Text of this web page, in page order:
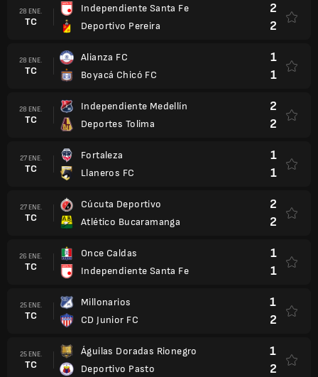
28 ENE.
TC
Independiente Santa Fe
Deportivo Pereira
2
2
28 ENE.
TC
Alianza FC
Boyacá Chicó FC
1
1
28 ENE.
TC
Independiente Medellín
Deportes Tolima
2
2
27 ENE.
TC
Fortaleza
Llaneros FC
1
1
27 ENE.
TC
Cúcuta Deportivo
Atlético Bucaramanga
2
2
26 ENE.
TC
Once Caldas
Independiente Santa Fe
1
1
25 ENE.
TC
Millonarios
CD Junior FC
1
2
25 ENE.
TC
Águilas Doradas Rionegro
Deportivo Pasto
1
2